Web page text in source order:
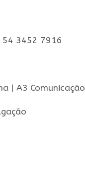
54 3452 7916
| A3 Comunicação